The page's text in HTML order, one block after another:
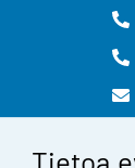
Tietoa